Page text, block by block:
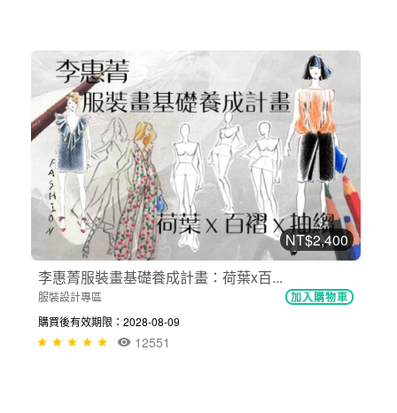
NT$2,400
李惠菁服裝畫基礎養成計畫：荷葉x百...
服裝設計專區 加入購物車
購買後有效期限：2028-08-09
12551